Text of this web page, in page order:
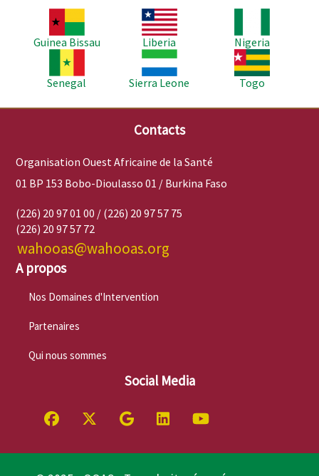
Image
Guinea Bissau
Image
Liberia
Nigeria
Senegal
Image
Sierra Leone
Image
Togo
Contacts
Organisation Ouest Africaine de la Santé
01 BP 153 Bobo-Dioulasso 01 / Burkina Faso
(226) 20 97 01 00 / (226) 20 97 57 75
(226) 20 97 57 72
wahooas@wahooas.org
A propos
Nos Domaines d'Intervention
Partenaires
Qui nous sommes
Social Media